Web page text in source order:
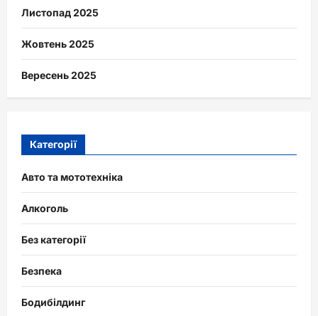
Листопад 2025
Жовтень 2025
Вересень 2025
Категорії
Авто та мототехніка
Алкоголь
Без категорії
Безпека
Бодибілдинг